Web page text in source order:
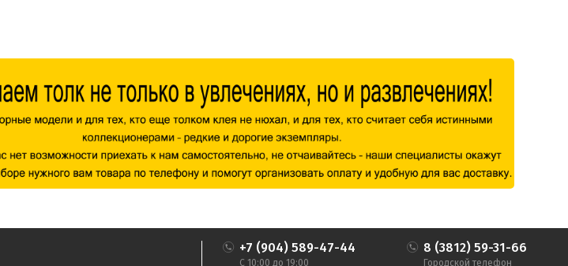
+7 (904) 589-47-44
С 10:00 до 19:00
8 (3812) 59-31-66
Городской телефон